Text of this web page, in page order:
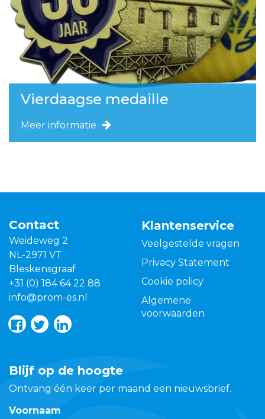
Vierdaagse medaille
Meer informatie
Contact
Weideweg 2
NL-2971 VT
Bleskensgraaf
+31 (0) 184 64 22 88
info@prom-es.nl
Klantenservice
Veelgestelde vragen
Privacy Statement
Cookie policy
Algemene
voorwaarden
Blijf op de hoogte
Ontvang één keer per maand een nieuwsbrief.
Voornaam